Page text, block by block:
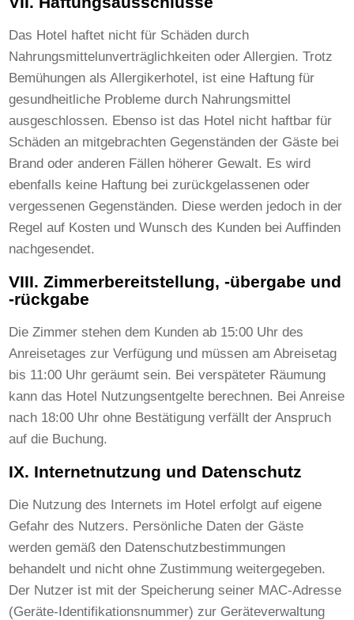
Das Hotel haftet nicht für Schäden durch
Nahrungsmittelunverträglichkeiten oder Allergien. Trotz
Bemühungen als Allergikerhotel, ist eine Haftung für
gesundheitliche Probleme durch Nahrungsmittel
ausgeschlossen. Ebenso ist das Hotel nicht haftbar für
Schäden an mitgebrachten Gegenständen der Gäste bei
Brand oder anderen Fällen höherer Gewalt. Es wird
ebenfalls keine Haftung bei zurückgelassenen oder
vergessenen Gegenständen. Diese werden jedoch in der
Regel auf Kosten und Wunsch des Kunden bei Auffinden
nachgesendet.
VIII. Zimmerbereitstellung, -übergabe und
-rückgabe
Die Zimmer stehen dem Kunden ab 15:00 Uhr des
Anreisetages zur Verfügung und müssen am Abreisetag
bis 11:00 Uhr geräumt sein. Bei verspäteter Räumung
kann das Hotel Nutzungsentgelte berechnen. Bei Anreise
nach 18:00 Uhr ohne Bestätigung verfällt der Anspruch
auf die Buchung.
IX. Internetnutzung und Datenschutz
Die Nutzung des Internets im Hotel erfolgt auf eigene
Gefahr des Nutzers. Persönliche Daten der Gäste
werden gemäß den Datenschutzbestimmungen
behandelt und nicht ohne Zustimmung weitergegeben.
Der Nutzer ist mit der Speicherung seiner MAC-Adresse
(Geräte-Identifikationsnummer) zur Geräteverwaltung